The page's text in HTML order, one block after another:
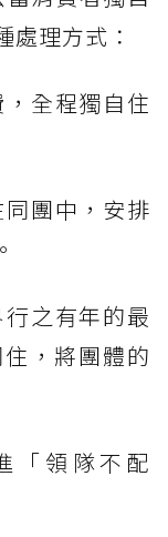
處理方式：
全程獨自住
團中，安排
之有年的最
，將團體的
「領隊不配